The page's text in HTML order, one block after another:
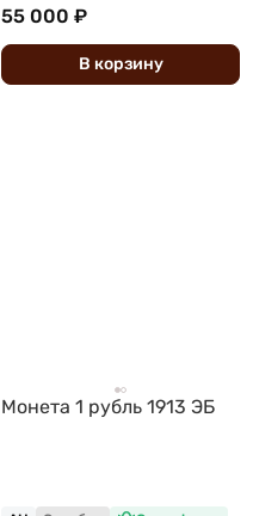
55 000 ₽
В корзину
Монета 1 рубль 1913 ЭБ